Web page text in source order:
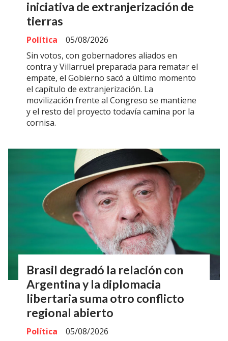
iniciativa de extranjerización de
tierras
Política
05/08/2026
Sin votos, con gobernadores aliados en
contra y Villarruel preparada para rematar el
empate, el Gobierno sacó a último momento
el capítulo de extranjerización. La
movilización frente al Congreso se mantiene
y el resto del proyecto todavía camina por la
cornisa.
Brasil degradó la relación con
Argentina y la diplomacia
libertaria suma otro conflicto
regional abierto
Política
05/08/2026